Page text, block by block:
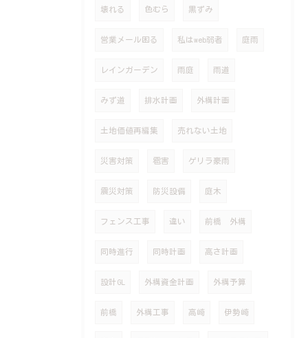
壊れる 色むら 黒ずみ
営業メール困る 私はweb弱者 庭雨
レインガーデン 雨庭 雨道
みず道 排水計画 外構計画
土地価値再編集 売れない土地
災害対策 雹害 ゲリラ豪雨
震災対策 防災設備 庭木
フェンス工事 違い 前橋 外構
同時進行 同時計画 高さ計画
設計GL 外構資金計画 外構予算
前橋 外構工事 高崎 伊勢崎